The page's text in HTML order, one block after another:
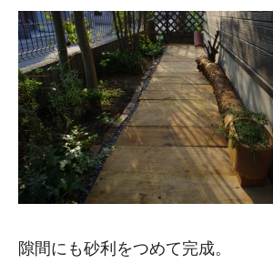
隙間にも砂利をつめて完成。